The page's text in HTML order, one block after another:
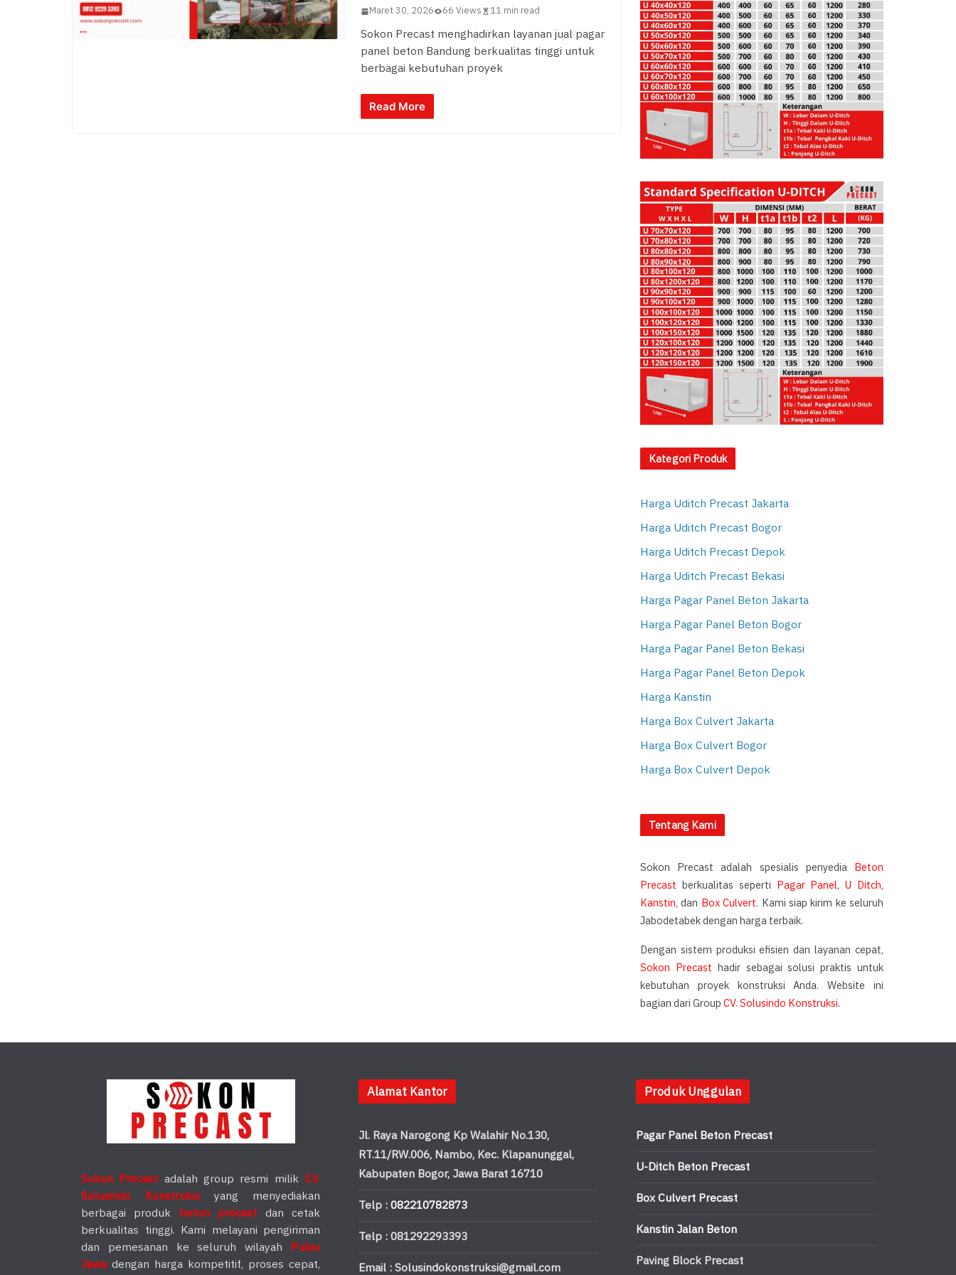
Maret 30, 2026 66 Views 11 min read
Sokon Precast menghadirkan layanan jual pagar
panel beton Bandung berkualitas tinggi untuk
berbagai kebutuhan proyek
Read More
Kategori Produk
Harga Uditch Precast Jakarta
Harga Uditch Precast Bogor
Harga Uditch Precast Depok
Harga Uditch Precast Bekasi
Harga Pagar Panel Beton Jakarta
Harga Pagar Panel Beton Bogor
Harga Pagar Panel Beton Bekasi
Harga Pagar Panel Beton Depok
Harga Kanstin
Harga Box Culvert Jakarta
Harga Box Culvert Bogor
Harga Box Culvert Depok
Tentang Kami
Sokon Precast adalah spesialis penyedia Beton
Precast berkualitas seperti Pagar Panel,U Ditch,
Kanstin, dan Box Culvert. Kami siap kirim ke seluruh
Jabodetabek dengan harga terbaik.
Dengan sistem produksi efisien dan layanan cepat,
Sokon Precast hadir sebagai solusi praktis untuk
kebutuhan proyek konstruksi Anda. Website ini
bagian dari GroupCV. Solusindo Konstruksi.
Sokon Precast adalah group resmi milikCV.
Solusindo Konstruksi yang menyediakan
berbagai produk beton precast dan cetak
berkualitas tinggi. Kami melayani pengiriman
dan pemesanan ke seluruh wilayah Pulau
Jawadengan harga kompetitif, proses cepat,
Alamat Kantor
Jl. Raya Narogong Kp Walahir No.130,
RT.11/RW.006, Nambo, Kec. Klapanunggal,
Kabupaten Bogor, Jawa Barat 16710
Telp :082210782873
Telp : 081292293393
Email : Solusindokonstruksi@gmail.com
Produk Unggulan
Pagar Panel Beton Precast
U-Ditch Beton Precast
Box Culvert Precast
Kanstin Jalan Beton
Paving Block Precast